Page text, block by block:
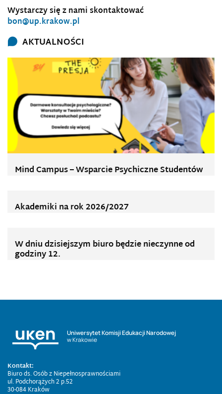
Wystarczy się z nami skontaktować
bon@up.krakow.pl
AKTUALNOŚCI
Mind Campus – Wsparcie Psychiczne Studentów
Akademiki na rok 2026/2027
W dniu dzisiejszym biuro będzie nieczynne od
godziny 12.
Uniwersytet Komisji Edukacji Narodowej
w Krakowie
Kontakt:
Biuro ds. Osób z Niepełnosprawnościami
ul. Podchorążych 2 p.52
30-084 Kraków